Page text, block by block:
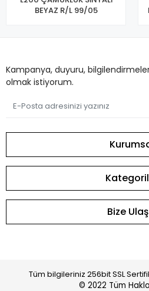
BEYAZ R/L 99/05
Kampanya, duyuru,
olmak istiyorum.
Bize
Tüm bilgileriniz 256bit SSL
© 2022 Tüm